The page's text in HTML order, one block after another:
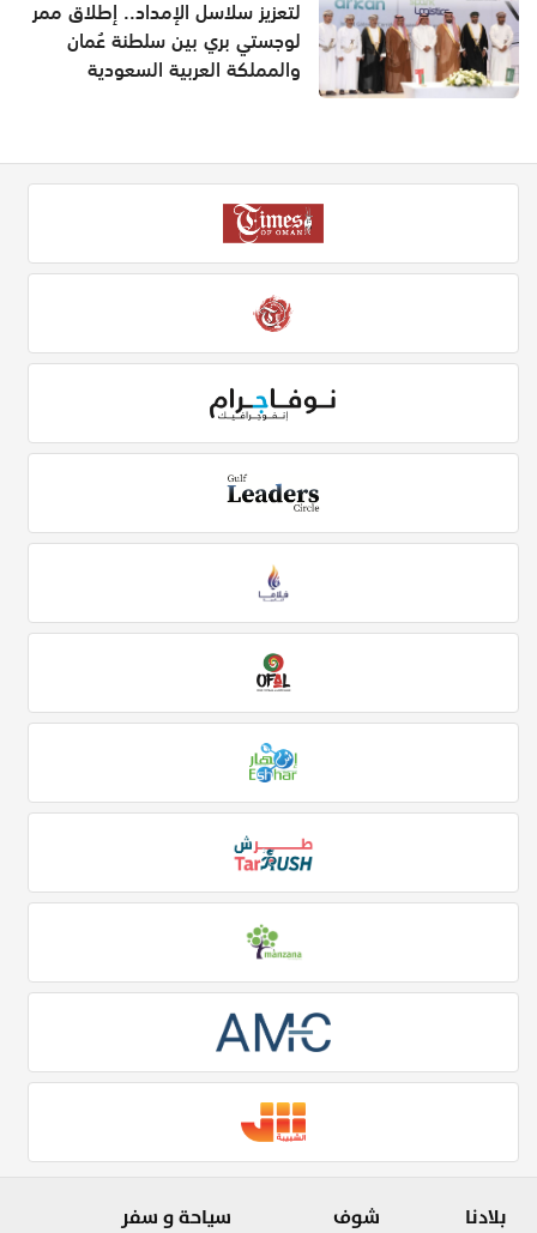
لتعزيز سلاسل الإمداد.. إطلاق ممر
لوجستي بري بين سلطنة عُمان
والمملكة العربية السعودية
بلادنا شوف سياحة و سفر